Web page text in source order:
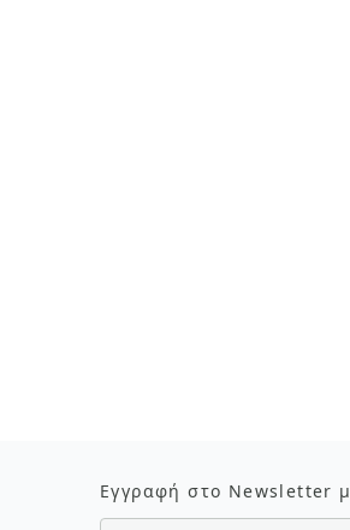
Εγγραφή στο Newsletter